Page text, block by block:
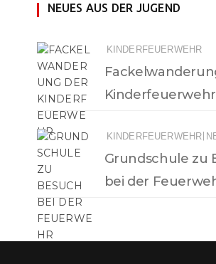
NEUES AUS DER JUGEND
KINDERFEUERWEHR
Kinderfeuerwehr
KINDERFEUERWEHR
Grundschule zu
bei der